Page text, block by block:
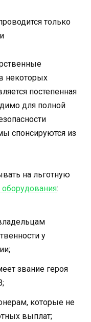
только
некоторых
постепенная
для полной
спонсируются из
на льготную
оборудования:
у
звание героя
которые не
выплат;